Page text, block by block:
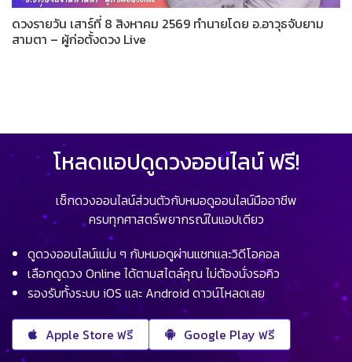
ดวงรายวัน เสาร์ที่ 8 สิงหาคม 2569 ทำนายโดย อ.อาวุธจับยาม
สามตา – ผู้ก่อตั้งดวง Live
โหลดแอปดูดวงออนไลน์ ฟรี!
เช็กดวงออนไลน์ส่วนตัวกับหมอดูออนไลน์มืออาชีพ
ครบทุกศาสตร์พยากรณ์ในแอปเดียว
ดูดวงออนไลน์แม่น ๆ กับหมอดูผ่านแชทและวิดีโอคอล
เลือกดูดวง Online ได้ตามสไตล์คุณ ไม่ต้องนั่งรอคิว
รองรับทั้งระบบ iOS และ Android ดาวน์โหลดเลย
Apple Store ฟรี Google Play ฟรี